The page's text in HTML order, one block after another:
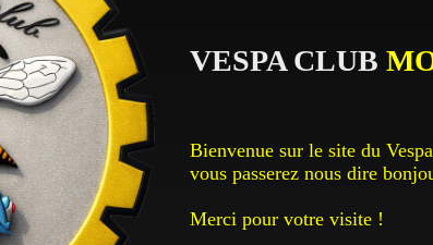
VESPA CLUB
Bienvenue sur le site du
vous passerez nous dire
Merci pour votre visite !